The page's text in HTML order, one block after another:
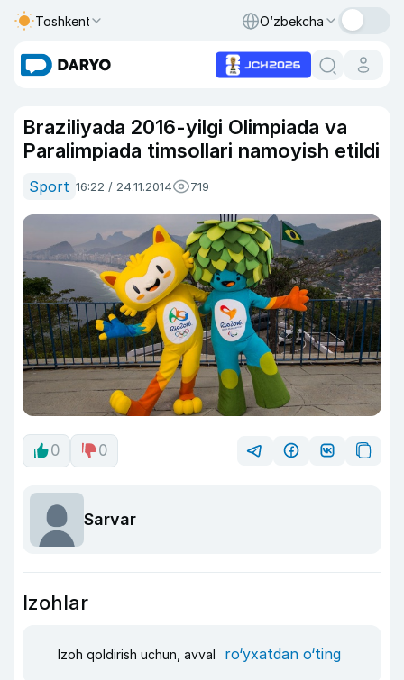
Toshkent O‘zbekcha
Braziliyada 2016-yilgi Olimpiada va
Paralimpiada timsollari namoyish etildi
Sport 16:22 / 24.11.2014 719
0 0
Sarvar
Izohlar
Izoh qoldirish uchun, avval ro‘yxatdan o‘ting